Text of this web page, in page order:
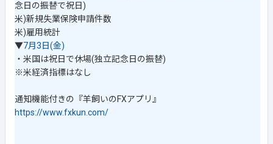
念日の振替で祝日)
米)新規失業保険申請件数
米)雇用統計
▼7月3日(金)
・米国は祝日で休場(独立記念日の振替)
※米経済指標はなし
通知機能付きの『羊飼いのFXアプリ』
https://www.fxkun.com/